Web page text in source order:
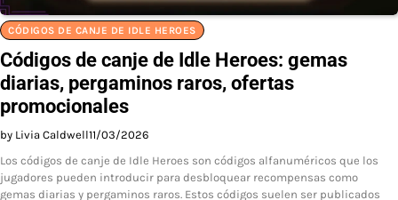
CÓDIGOS DE CANJE DE IDLE HEROES
Códigos de canje de Idle Heroes: gemas
diarias, pergaminos raros, ofertas
promocionales
by Livia Caldwell11/03/2026
Los códigos de canje de Idle Heroes son códigos alfanuméricos que los
jugadores pueden introducir para desbloquear recompensas como
gemas diarias y pergaminos raros. Estos códigos suelen ser publicados